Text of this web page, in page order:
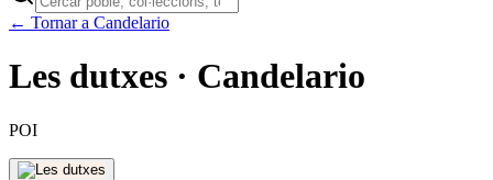
← Tornar a Candelario
Les dutxes · Candelario
POI